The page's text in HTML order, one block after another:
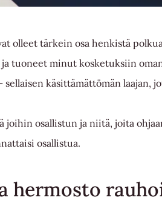
olleet tärkein osa henkistä
tuoneet minut kosketuksiin
käsittämättömän laajan,
osallistun ja niitä, joita
osallistua.
hermosto